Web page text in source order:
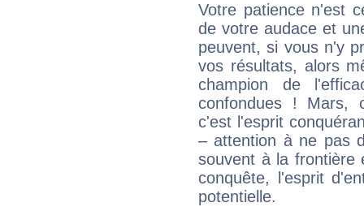
Votre patience n'est
de votre audace et
peuvent, si vous n'y
vos résultats, alors
champion de
confondues ! Mars,
c'est l'esprit
– attention à ne pas
souvent à la frontière
conquête, l'esprit
potentielle.